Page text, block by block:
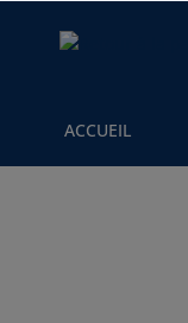
ACCUEIL